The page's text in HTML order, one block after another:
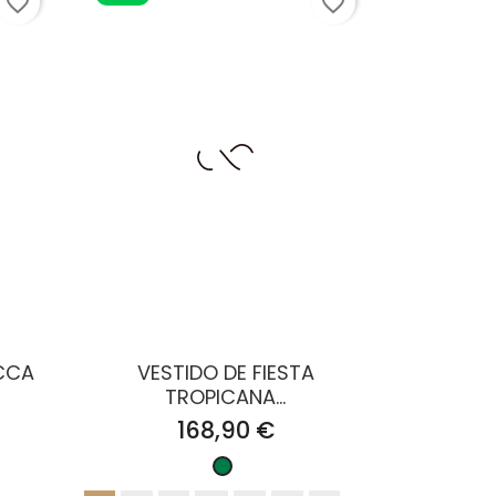
VESTIDO DE FIESTA
TROPICANA...
Precio
168,90 €
Verde